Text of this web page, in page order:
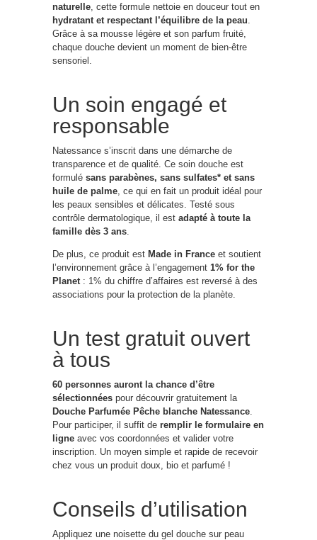
naturelle , cette formule nettoie en douceur tout en
hydratant et respectant l’équilibre de la peau
Grâce à sa mousse légère et son parfum fruité,
chaque douche devient un moment de bien-être
sensoriel.
Un soin engagé et
responsable
Natessance s’inscrit dans une démarche de
transparence et de qualité. Ce soin douche est
formulé sans parabènes, sans sulfates* et sans
huile de palme , ce qui en fait un produit idéal pour
les peaux sensibles et délicates. Testé sous
contrôle dermatologique, il est adapté à toute la
famille dès 3 ans
De plus, ce produit est Made in France et soutient
l’environnement grâce à l’engagement 1% for the
Planet : 1% du chiffre d’affaires est reversé à des
associations pour la protection de la planète.
Un test gratuit ouvert
à tous
60 personnes auront la chance d’être
sélectionnées pour découvrir gratuitement la
Douche Parfumée Pêche blanche Natessance
Pour participer, il suffit de remplir le formulaire en
ligne avec vos coordonnées et valider votre
inscription. Un moyen simple et rapide de recevoir
chez vous un produit doux, bio et parfumé !
Conseils d’utilisation
Appliquez une noisette du gel douche sur peau